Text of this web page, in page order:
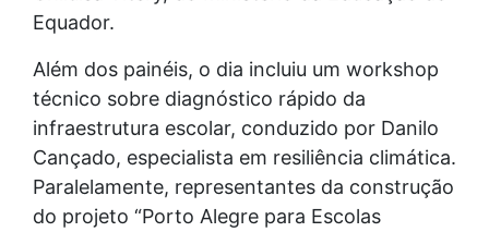
Equador.
Além dos painéis, o dia incluiu um workshop
técnico sobre diagnóstico rápido da
infraestrutura escolar, conduzido por Danilo
Cançado, especialista em resiliência climática.
Paralelamente, representantes da construção
do projeto “Porto Alegre para Escolas